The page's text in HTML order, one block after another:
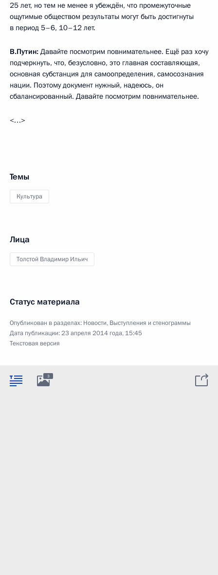
25 лет, но тем не менее я убеждён, что промежуточные
ощутимые обществом результаты могут быть достигнуты
в период 5–6, 10–12 лет.
В.Путин: Давайте посмотрим повнимательнее. Ещё раз хочу
подчеркнуть, что, безусловно, это главная составляющая,
основная субстанция для самоопределения, самосознания
нации. Поэтому документ нужный, надеюсь, он
сбалансированный. Давайте посмотрим повнимательнее.
<…>
Темы
Культура
Лица
Толстой Владимир Ильич
Статус материала
Опубликован в разделах: Новости, Выступления и стенограммы
Дата публикации:23 апреля 2014 года, 15:45
Текстовая версия
3